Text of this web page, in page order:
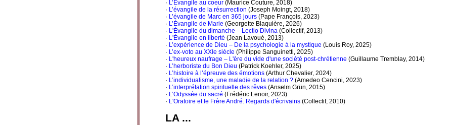
· L’Évangile au coeur (Maurice Couture, 2018)
· L’évangile de la résurrection (Joseph Moingt, 2018)
· L’évangile de Marc en 365 jours (Pape François, 2023)
· L’Évangile de Marie (Georgette Blaquière, 2026)
· L'Évangile du dimanche – Lectio Divina (Collectif, 2013)
· L'Évangile en liberté (Jean Lavoué, 2013)
· L’expérience de Dieu – De la psychologie à la mystique (Louis Roy, 2025)
· L’ex-voto au XXIe siècle (Philippe Sanguinetti, 2025)
· L'heureux naufrage – L'ère du vide d'une société post-chrétienne (Guillaume Tremblay, 2014)
· L’herboriste du Bon Dieu (Patrick Koehler, 2025)
· L’histoire à l’épreuve des émotions (Arthur Chevalier, 2024)
· L’individualisme, une maladie de la relation ? (Amedeo Cencini, 2023)
· L’interprétation spirituelle des rêves (Anselm Grün, 2015)
· L’Odyssée du sacré (Frédéric Lenoir, 2023)
· L'Oratoire et le Frère André. Regards d'écrivains (Collectif, 2010)
LA ...